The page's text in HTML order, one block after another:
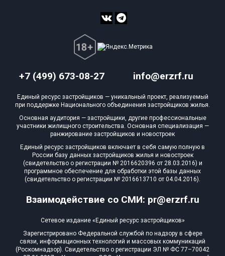
+7 (499) 673-08-27 info@erzrf.ru
Взаимодействие со СМИ: pr@erzrf.ru
Единый ресурс застройщиков — уникальный проект, реализуемый
при поддержке Национального объединения застройщиков жилья.
Основная аудитория — застройщики, другие профессиональные
участники жилищного строительства. Основная специализация —
ранжирование застройщиков и новостроек
Единый ресурс застройщиков включает в себя самую полную в
России базу данных застройщиков жилья и новостроек
(свидетельство о регистрации № 2016620396 от 28.03.2016) и
программное обеспечение для обработки этой базы данных
(свидетельство о регистрации № 2016613710 от 04.04.2016).
Сетевое издание «Единый ресурс застройщиков»
Зарегистрировано Федеральной службой по надзору в сфере
связи, информационных технологий и массовых коммуникаций
(Роскомнадзор). Свидетельство о регистрации ЭЛ № ФС 77–70042